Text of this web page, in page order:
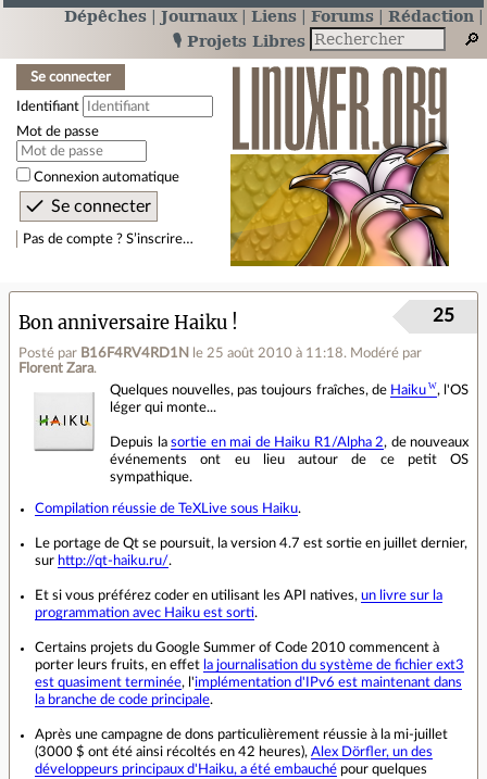
Dépêches Journaux Liens Forums
Rédaction
🎙️ Projets Libres
Se connecter
Identifiant
Mot de passe
Connexion automatique
Pas de compte ? S’inscrire…
Bon anniversaire Haiku !
Posté par B16F4RV4RD1N le 25 août 2010 à 11:18. Modéré par
Florent Zara.
25
Quelques nouvelles, pas toujours fraîches, de Haiku
, l'OS
léger qui monte...
Depuis la sortie en mai de Haiku R1/Alpha 2, de nouveaux
événements ont eu lieu autour de ce petit OS
sympathique.
Compilation réussie de TeXLive sous Haiku.
Le portage de Qt se poursuit, la version 4.7 est sortie en juillet dernier,
sur http://qt-haiku.ru/.
Et si vous préférez coder en utilisant les API natives, un livre sur la
programmation avec Haiku est sorti.
Certains projets du Google Summer of Code 2010 commencent à
porter leurs fruits, en effet la journalisation du système de fichier ext3
est quasiment terminée, l'implémentation d'IPv6 est maintenant dans
la branche de code principale.
Après une campagne de dons particulièrement réussie à la mi-juillet
(3000 $ ont été ainsi récoltés en 42 heures), Alex Dörfler, un des
développeurs principaux d'Haiku, a été embauché pour quelques